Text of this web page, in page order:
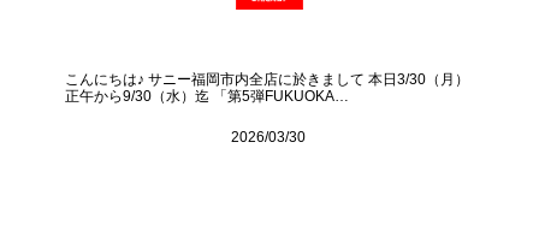
こんにちは♪ サニー福岡市内全店に於きまして 本日3/30（月）
正午から9/30（水）迄 「第5弾FUKUOKA…
2026/03/30